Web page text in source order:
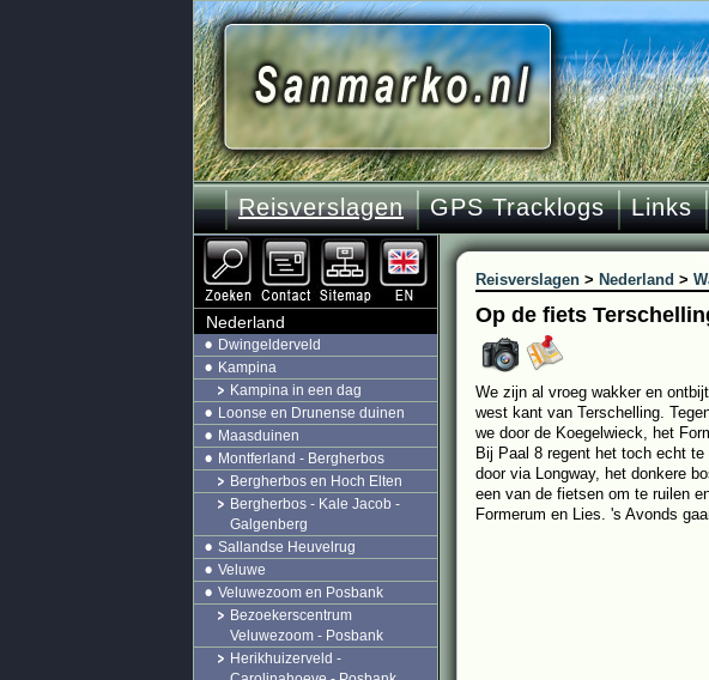
Reisverslagen GPS Tracklogs Links
Reisverslagen > Nederland >
Op de fiets
We zijn al vroeg wakker en
west kant van Terschelling.
we door de Koegelwieck, het
Bij Paal 8 regent het toch echt
door via Longway, het donkere
een van de fietsen om te ruilen
Formerum en Lies. 's Avonds
Nederland
Dwingelderveld
Kampina
Kampina in een dag
Loonse en Drunense duinen
Maasduinen
Montferland - Bergherbos
Bergherbos en Hoch Elten
Bergherbos - Kale Jacob -
Galgenberg
Sallandse Heuvelrug
Veluwe
Veluwezoom en Posbank
Bezoekerscentrum
Veluwezoom - Posbank
Herikhuizerveld -